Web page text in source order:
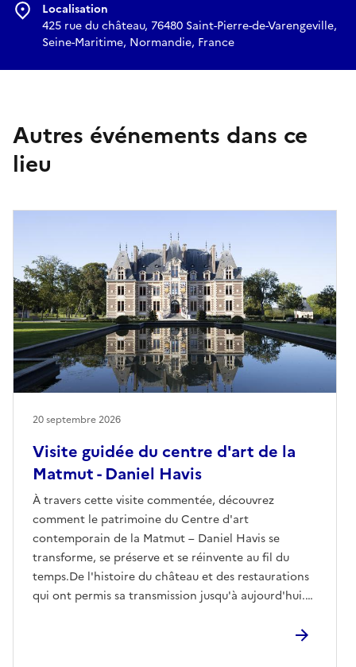
Localisation
425 rue du château, 76480 Saint-Pierre-de-Varengeville,
Seine-Maritime, Normandie, France
Autres événements dans ce
lieu
Visite guidée du centre d'art de la
Matmut - Daniel Havis
À travers cette visite commentée, découvrez
comment le patrimoine du Centre d'art
contemporain de la Matmut – Daniel Havis se
transforme, se préserve et se réinvente au fil du
temps.De l'histoire du château et des restaurations
qui ont permis sa transmission jusqu'à aujourd'hui.
différentes formes de préservation du patrimoine.
20 septembre 2026